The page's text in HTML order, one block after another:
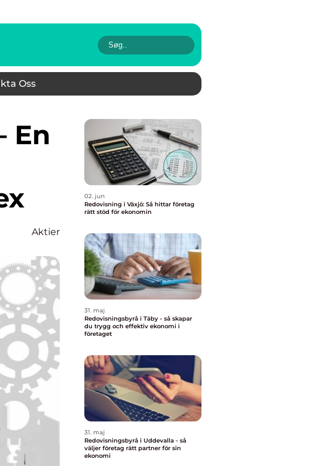
Oss
Aktier
02. jun
Redovisning i Växjö: Så hittar företag
rätt stöd för ekonomin
31. maj
Redovisningsbyrå i Täby - så skapar
du trygg och effektiv ekonomi i
företaget
31. maj
Redovisningsbyrå i Uddevalla - så
väljer företag rätt partner för sin
ekonomi